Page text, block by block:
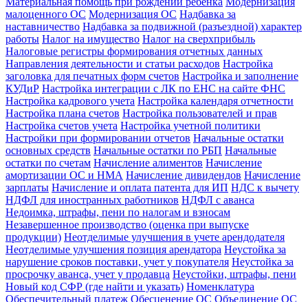
малоценного ОС Модернизация ОС Надбавка за
наставничество Надбавка за подвижной (разъездной) характер
работы Налог на имущество Налог на сверхприбыль
Налоговые регистры формирования отчетных данных
Направления деятельности и статьи расходов Настройка
заголовка для печатных форм счетов Настройка и заполнение
КУДиР Настройка интеграции с ЛК по ЕНС на сайте ФНС
Настройка кадрового учета Настройка календаря отчетности
Настройка плана счетов Настройка пользователей и прав
Настройка счетов учета Настройка учетной политики
Настройки при формировании отчетов Начальные остатки
основных средств Начальные остатки по РБП Начальные
остатки по счетам Начисление алиментов Начисление
амортизации ОС и НМА Начисление дивидендов Начисление
зарплаты Начисление и оплата патента для ИП НДС к вычету
НДФЛ для иностранных работников НДФЛ с аванса
Недоимка, штрафы, пени по налогам и взносам
Незавершенное производство (оценка при выпуске
продукции) Неотделимые улучшения в учете арендодателя
Неотделимые улучшения позиция арендатора Неустойка за
нарушение сроков поставки, учет у покупателя Неустойка за
просрочку аванса, учет у продавца Неустойки, штрафы, пени
Новый код СФР (где найти и указать) Номенклатура
Обеспечительный платеж Обесценение ОС Объединение ОС